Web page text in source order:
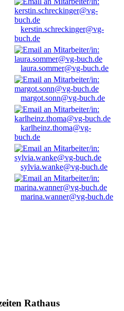
kerstin.schreckinger@vg-
buch.de
laura.sommer@vg-buch.de
margot.sonn@vg-buch.de
karlheinz.thoma@vg-
buch.de
sylvia.wanke@vg-buch.de
marina.wanner@vg-buch.de
Rathaus